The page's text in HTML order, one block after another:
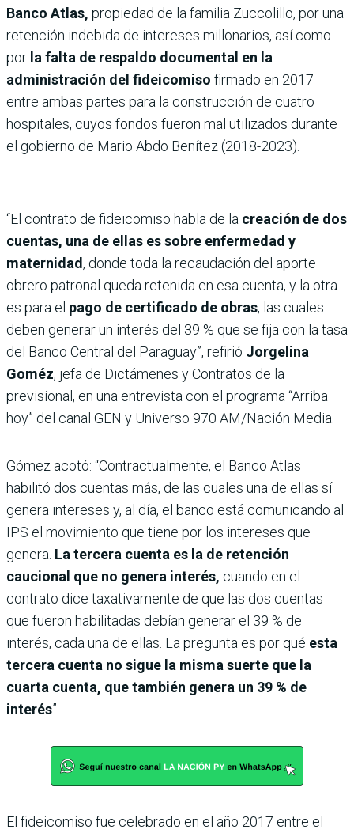
Banco Atlas, propiedad de la familia Zuccolillo, por una
retención indebida de intereses millonarios, así como
por la falta de respaldo documental en la
administración del fideicomiso firmado en 2017
entre ambas partes para la construcción de cuatro
hospitales, cuyos fondos fueron mal utilizados durante
el gobierno de Mario Abdo Benítez (2018-2023).
“El contrato de fideicomiso habla de la creación de dos
cuentas, una de ellas es sobre enfermedad y
maternidad, donde toda la recaudación del aporte
obrero patronal queda retenida en esa cuenta, y la otra
es para el pago de certificado de obras, las cuales
deben generar un interés del 39 % que se fija con la tasa
del Banco Central del Paraguay”, refirió Jorgelina
Goméz, jefa de Dictámenes y Contratos de la
previsional, en una entrevista con el programa “Arriba
hoy” del canal GEN y Universo 970 AM/Nación Media.
Gómez acotó: “Contractualmente, el Banco Atlas
habilitó dos cuentas más, de las cuales una de ellas sí
genera intereses y, al día, el banco está comunicando al
IPS el movimiento que tiene por los intereses que
genera. La tercera cuenta es la de retención
caucional que no genera interés, cuando en el
contrato dice taxativamente de que las dos cuentas
que fueron habilitadas debían generar el 39 % de
interés, cada una de ellas. La pregunta es por qué esta
tercera cuenta no sigue la misma suerte que la
cuarta cuenta, que también genera un 39 % de
interés”.
El fideicomiso fue celebrado en el año 2017 entre el